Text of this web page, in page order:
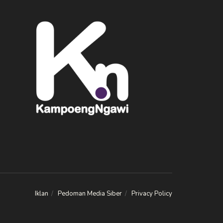
Iklan Pedoman Media Siber Privacy Policy